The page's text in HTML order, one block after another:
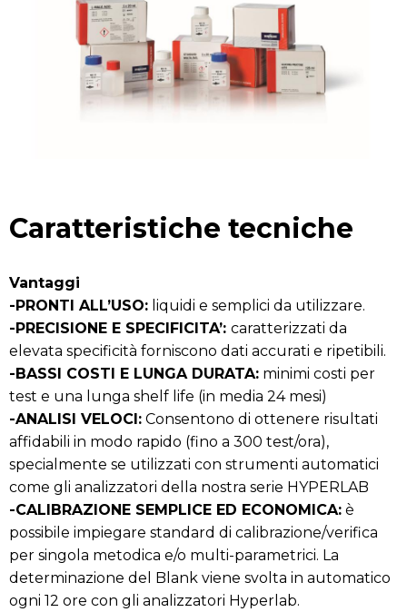
Caratteristiche tecniche
Vantaggi
-PRONTI ALL’USO: liquidi e semplici da utilizzare.
-PRECISIONE E SPECIFICITA’: caratterizzati da
elevata specificità forniscono dati accurati e ripetibili.
-BASSI COSTI E LUNGA DURATA: minimi costi per
test e una lunga shelf life (in media 24 mesi)
-ANALISI VELOCI: Consentono di ottenere risultati
affidabili in modo rapido (fino a 300 test/ora),
specialmente se utilizzati con strumenti automatici
come gli analizzatori della nostra serie HYPERLAB
-CALIBRAZIONE SEMPLICE ED ECONOMICA: è
possibile impiegare standard di calibrazione/verifica
per singola metodica e/o multi-parametrici. La
determinazione del Blank viene svolta in automatico
ogni 12 ore con gli analizzatori Hyperlab.